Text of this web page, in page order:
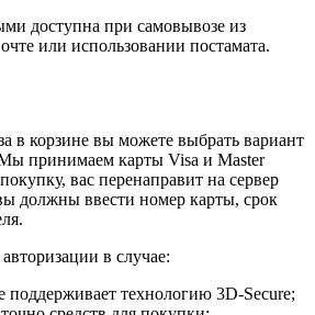
доступна при самовывозе из
или использовании постамата.
в корзине вы можете выбрать вариант
принимаем карты Visa и Master
вас перенаправит на сервер
должны ввести номер карты, срок
в случае:
поддерживает технологию 3D-Secure;